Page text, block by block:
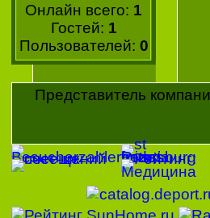
Онлайн всего: 1
Гостей: 1
Пользователей: 0
Представитель